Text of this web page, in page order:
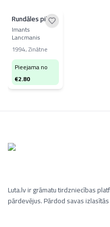
Rundāles pils
Imants
Lancmanis
1994,Zinātne
Pieejama no
€2.80
Luta.lv ir grāmatu tirdzniecības
pārdevējus. Pārdod savas